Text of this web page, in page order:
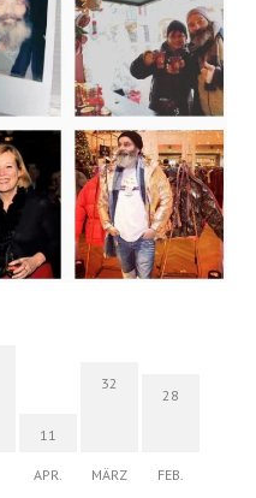
11
APR.
32
MÄRZ
28
FEB.